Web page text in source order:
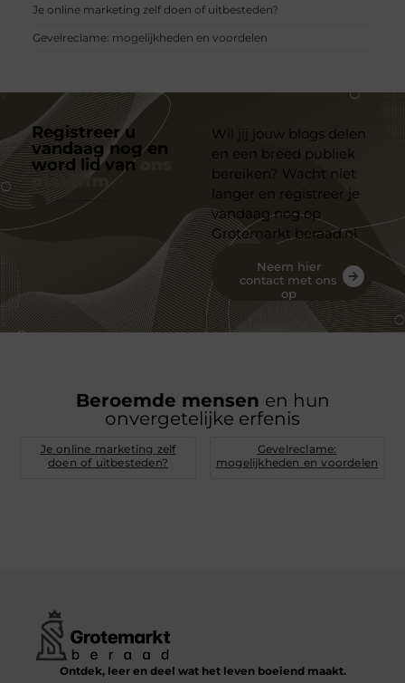
Je online marketing zelf doen of uitbesteden?
Gevelreclame: mogelijkheden en voordelen
Registreer u
vandaag nog en
word lid van
platform
Wil jij jouw blogs delen
en een breed publiek
bereiken? Wacht niet
langer en registreer je
vandaag nog op
Grotemarkt beraad.nl
Neem hier
contact met ons
op
Beroemde mensen en hun
onvergetelijke erfenis
Je online marketing zelf
doen of uitbesteden?
Gevelreclame:
mogelijkheden en voordelen
Ontdek, leer en deel wat het leven boeiend maakt.